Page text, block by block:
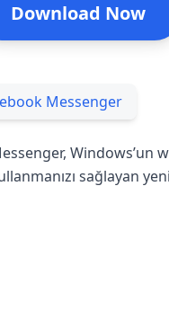
Download Now
Messenger
Windows’un
sağlayan